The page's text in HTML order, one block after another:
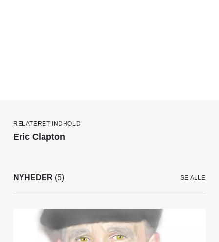
RELATERET INDHOLD
Eric Clapton
NYHEDER (5) SE ALLE